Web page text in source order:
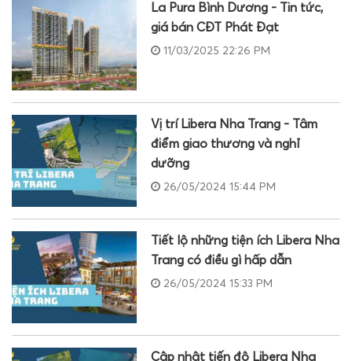
La Pura Bình Dương - Tin tức,
giá bán CĐT Phát Đạt
11/03/2025 22:26 PM
Vị trí Libera Nha Trang - Tâm
điểm giao thương và nghỉ
dưỡng
26/05/2024 15:44 PM
Tiết lộ những tiện ích Libera Nha
Trang có điều gì hấp dẫn
26/05/2024 15:33 PM
Cập nhật tiến độ Libera Nha